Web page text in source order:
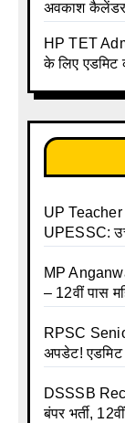
अवकाश कैलेंडर
talika |
Holidays
HP TET
के लिए एडमिट
UP
UPESSC:
MP
– 12वीं पास
RPSC
अपडेट! एडमिट
DSSSB
बंपर भर्ती,